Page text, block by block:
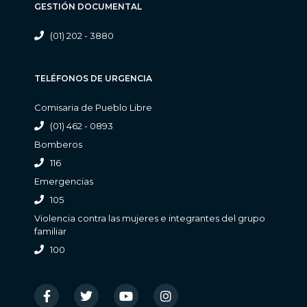
GESTIÓN DOCUMENTAL
(01) 202 - 3880
TELÉFONOS DE URGENCIA
Comisaria de Pueblo Libre
(01) 462 - 0893
Bomberos
116
Emergencias
105
Violencia contra las mujeres e integrantes del grupo
familiar
100